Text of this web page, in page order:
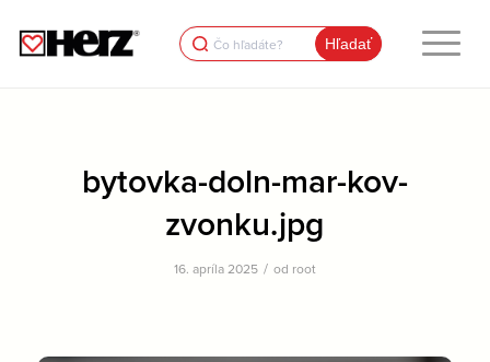
Search
for:
bytovka-doln-mar-kov-
zvonku.jpg
16. apríla 2025 / od root